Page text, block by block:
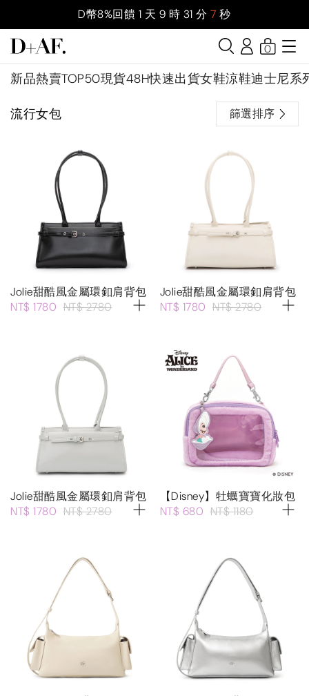
D幣8%回饋 1 天 9 時 31 分 7 秒
新品熱賣TOP50現貨48H快速出貨女鞋涼鞋迪士尼系
0
流行女包 篩選排序
Jolie甜酷風金屬環釦肩背包
NT$ 1780 NT$ 2780
Jolie甜酷風金屬環釦肩背包
NT$ 1780 NT$ 2780
Jolie甜酷風金屬環釦肩背包
NT$ 1780 NT$ 2780
【Disney】牡蠣寶寶化妝包
NT$ 680 NT$ 1180